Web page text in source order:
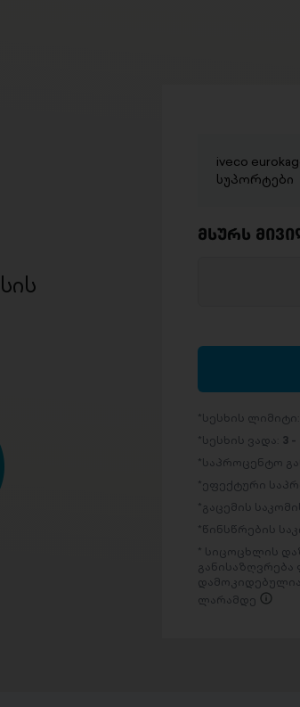
iveco
სუპორტები
მსურს
სესხის ლიმიტი:
სესხის ვადა: 3
საპროცენტო
ეფექტური
გაცემის
წინსწრების
სიცოცხლის
დამოკიდებულია
ლარამდე